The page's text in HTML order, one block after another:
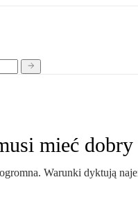
mieć
Warunki dyktują